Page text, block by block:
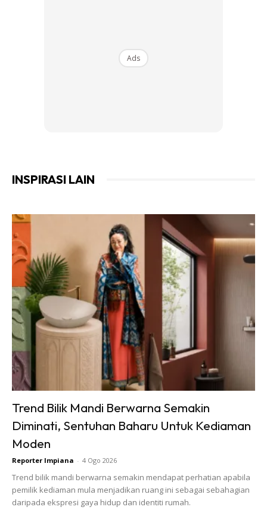
konsepopen-air untuk penganjuran Piala Dunia 2018,
USD 779 Juta ini diilhamkan daripada ukiran telur emas
diraja
Stadium Yekaterinburg
Selaku penganjur rasmi edisi Piala Dunia 2018, Rusia
mengambil langkahall–outdalam idea senibina stadium
dengan merangka pelan yang pada asalnya nampak tidak
Ads
INSPIRASI LAIN
Trend Bilik Mandi Berwarna Semakin
Diminati, Sentuhan Baharu Untuk Kediaman
Moden
Reporter Impiana - 4 Ogo 2026
Trend bilik mandi berwarna semakin mendapat perhatian apabila
pemilik kediaman mula menjadikan ruang ini sebagai sebahagian
daripada ekspresi gaya hidup dan identiti rumah.